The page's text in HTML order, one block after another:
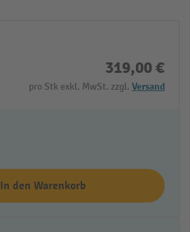
319,00 €
pro Stk exkl. MwSt. zzgl. Versand
In den Warenkorb